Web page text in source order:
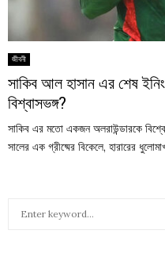
জীবনী
সাকিব আল হাসান এর শেষ
বিশ্বাসভঙ্গ?
সাকিব এর মতো একজন অলরাউন্ডারকে
সালের এক গ্রীষ্মের বিকেলে, হারারের